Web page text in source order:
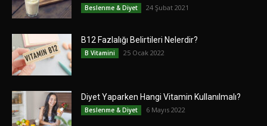
Beslenme & Diyet 24 Şubat 2021
B12 Fazlalığı Belirtileri Nelerdir?
B Vitamini 25 Ocak 2022
Diyet Yaparken Hangi Vitamin Kullanılmalı?
Beslenme & Diyet 6 Mayıs 2022